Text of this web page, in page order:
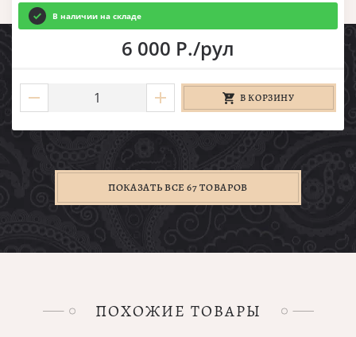
В наличии на складе
6 000 Р./рул
В КОРЗИНУ
ПОКАЗАТЬ ВСЕ 67 ТОВАРОВ
ПОХОЖИЕ ТОВАРЫ